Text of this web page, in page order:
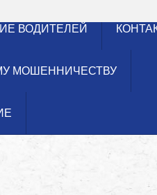
ВОДИТЕЛЕЙ
МОШЕННИЧЕСТВУ